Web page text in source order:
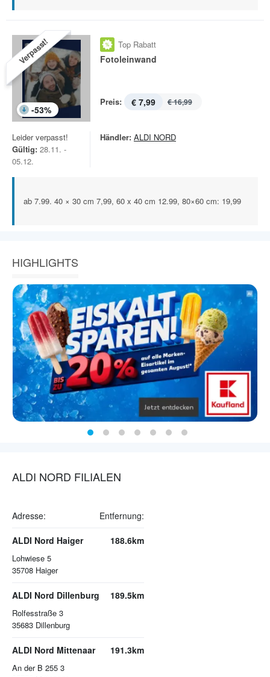
Verpasst!
-53%
Top Rabatt
Fotoleinwand
Preis: € 7,99 € 16,99
Leider verpasst!
Gültig: 28.11. -
05.12.
Händler: ALDI NORD
ab 7.99. 40 × 30 cm 7,99, 60 x 40 cm 12.99, 80×60 cm: 19,99
HIGHLIGHTS
ALDI NORD FILIALEN
Adresse: Entfernung:
ALDI Nord Haiger
Lohwiese 5
35708 Haiger
188.6km
ALDI Nord Dillenburg
Rolfesstraße 3
35683 Dillenburg
189.5km
ALDI Nord Mittenaar
An der B 255 3
191.3km